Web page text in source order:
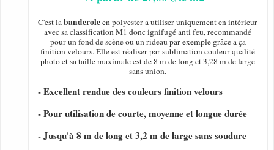
C'est labanderoleen polyester a utiliser uniquement en intérieur
avec sa classification M1 donc ignifugé anti feu, recommandé
pour un fond de scène ou un rideau par exemple grâce a ça
finition velours. Elle est réaliser par sublimation couleur qualité
photo et sa taille maximale est de 8 m de long et 3,28 m de large
sans union.
- Excellent rendue des couleurs finition velours
- Pour utilisation de courte, moyenne et longue durée
- Jusqu'à 8 m de long et 3,2 m de large sans soudure